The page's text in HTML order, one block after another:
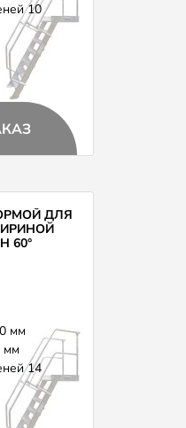
10
ДЛЯ
60°
мм
мм
14